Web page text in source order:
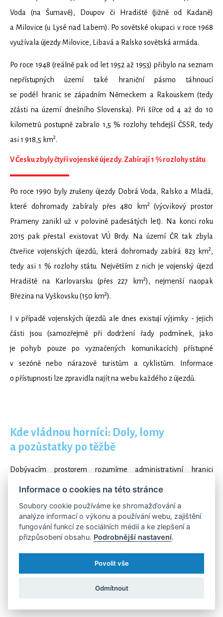
Voda (na Šumavě), Doupov či Hradiště (jižně od Kadaně)
a Milovice (u Lysé nad Labem). Po sovětské okupaci v roce 1968
využívala újezdy Milovice, Libavá a Ralsko sovětská armáda.
Po roce 1948 (reálně pak od let 1952 až 1953) přibylo na seznam
nepřístupných území také hraniční pásmo táhnoucí
se podél hranic se západním Německem a Rakouskem (tedy
zčásti na území dnešního Slovenska). Při šířce od 4 až do 10
kilometrů postupně zabralo 1,5 % rozlohy tehdejší ČSSR, tedy
asi 1 918,5 km2.
V Česku zbyly čtyři vojenské újezdy. Zabírají 1 % rozlohy státu
Po roce 1990 byly zrušeny újezdy Dobrá Voda, Ralsko a Mladá,
které dohromady zabíraly přes 480 km2(výcvikový prostor
Prameny zanikl už v polovině padesátých let). Na konci roku
2015 pak přestal existovat VÚ Brdy. Na území ČR tak zbyla
čtveřice vojenských újezdů, která dohromady zabírá 823 km2,
tedy asi 1 % rozlohy státu. Největším z nich je vojenský újezd
Hradiště na Karlovarsku (přes 227 km2), nejmenší naopak
Březina na Vyškovsku (150 km2).
I v případě vojenských újezdů ale dnes existují výjimky - jejich
části jsou (samozřejmě při dodržení řady podmínek, jako
je pohyb pouze po vyznačených komunikacích) přístupné
v sezóně nebo nárazově turistům a cyklistům. Informace
o přístupnosti lze zpravidla najít na webu každého z újezdů.
Kde vládnou horníci: Doly, lomy
a pozůstatky po těžbě
Dobývacím prostorem rozumíme administrativní hranici
stanovenou pro těžbu nerostů povrchově i dolem stanovenou
lomech, prostorech pro skladování nerostných surovin a dalších
oblastech, které jsou nepřístupné z důvodu probíhající nebo již
ukončené těžby, je pěkně tvrdý oříšek. V Česku se jich totiž
nachází téměř tisícovka - přesněji 974 - a dohromady zabírají
necelých 1 259 km . Zajímal by vás přepočet na populární
fotbalová hřiště? Pak tedy vězte, že do českých, moravských
Informace o cookies na této stránce
Soubory cookie používáme ke shromažďování a
analýze informací o výkonu a používání webu, zajištění
fungování funkcí ze sociálních médií a ke zlepšení a
přizpůsobení obsahu. Podrobnější nastavení.
Povolit vše
Odmítnout